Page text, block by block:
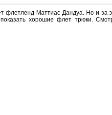
флетленд Маттиас Дандуа. Но и за
хорошие флет трюки.